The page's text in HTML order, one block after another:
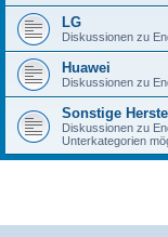
LG
Diskussionen zu
Huawei
Diskussionen zu
Sonstige
Diskussionen zu
Unterkategorien